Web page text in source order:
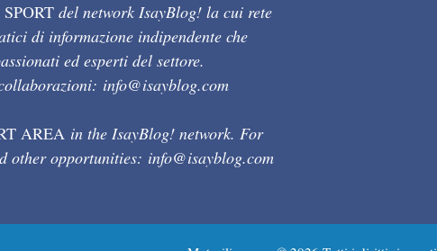
SPORT del network IsayBlog! la cui rete
di informazione indipendente che
ed esperti del settore.
info@isayblog.com
AREA in the IsayBlog! network. For
other opportunities: info@isayblog.com